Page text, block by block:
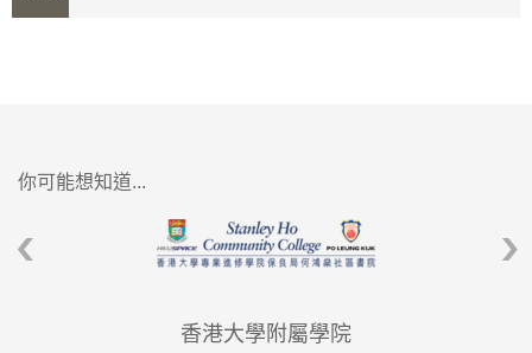
你可能想知道...
香港大學附屬學院